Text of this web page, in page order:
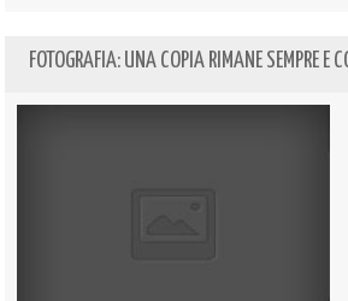
FOTOGRAFIA: UNA COPIA RIMANE SEMPRE E